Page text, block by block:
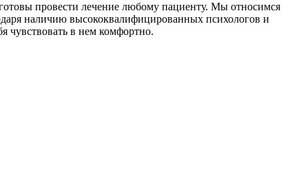
провести лечение любому пациенту. Мы относимся
наличию высококвалифицированных психологов и
чувствовать в нем комфортно.